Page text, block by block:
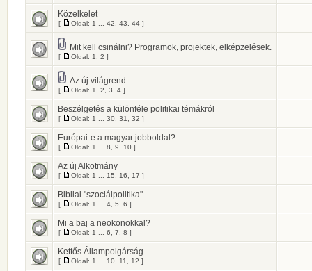
Közelkelet
[ Oldal: 1 42 43 44 ]
Mit kell csinálni? Programok, projektek, elképzelések.
[ Oldal: 1 2 ]
Az új világrend
[ Oldal: 1 2 3 4 ]
Beszélgetés a különféle politikai témákról
[ Oldal: 1 30 31 32 ]
Európai-e a magyar jobboldal?
[ Oldal: 1 8 9 10 ]
Az új Alkotmány
[ Oldal: 1 15 16 17 ]
Bibliai "szociálpolitika"
[ Oldal: 1 4 5 6 ]
Mi a baj a neokonokkal?
[ Oldal: 1 6 7 8 ]
Kettős Állampolgárság
[ Oldal: 1 10 11 12 ]